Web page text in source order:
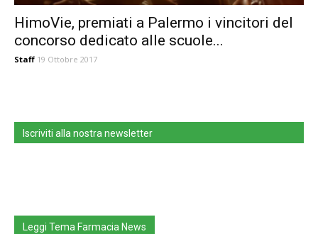
HimoVie, premiati a Palermo i vincitori del
concorso dedicato alle scuole...
Staff 19 Ottobre 2017
Iscriviti alla nostra newsletter
Leggi Tema Farmacia News